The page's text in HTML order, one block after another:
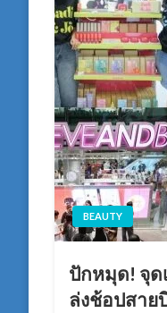
BEAUTY
ปักหมุด! จุด
ล่งช้อปสาย